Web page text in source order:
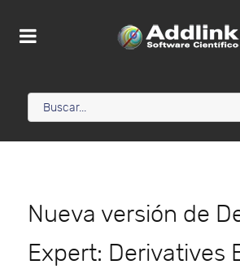
Nueva versión de
Expert: Derivatives